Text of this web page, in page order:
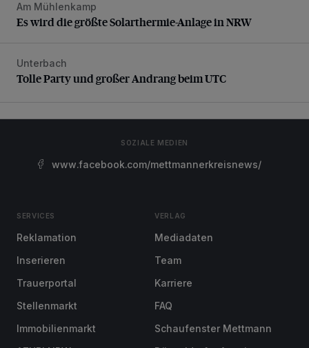
Es wird die größte Solarthermie-Anlage in NRW
Am Mühlenkamp
Es wird die größte Solarthermie-Anlage in NRW
Tolle Party und großer Andrang beim UTC
Unterbach
Tolle Party und großer Andrang beim UTC
SOZIALE MEDIEN
www.facebook.com/mettmannerkreisnews/
SERVICES
Reklamation
Inserieren
Trauerportal
Stellenmarkt
Immobilienmarkt
VERLAG
Mediadaten
Team
Karriere
FAQ
Schaufenster Mettmann